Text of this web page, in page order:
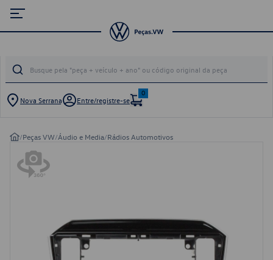
Nova Serrana Entre/registre-se
0
/Peças VW/Áudio e Media/Rádios Automotivos